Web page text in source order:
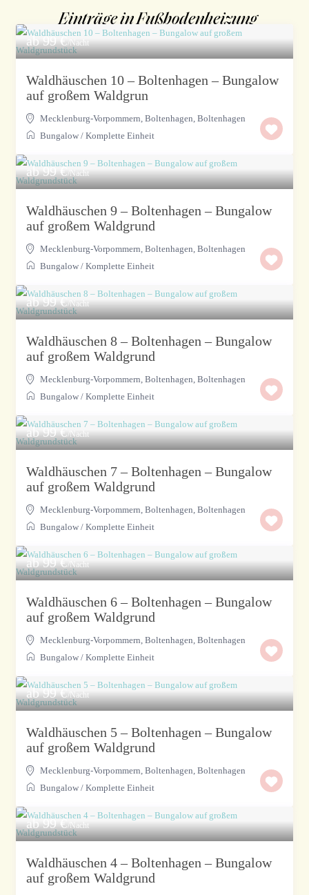
Einträge in Fußbodenheizung
ab 99 €/Nacht
Waldhäuschen 10 – Boltenhagen – Bungalow
auf großem Waldgrun
Mecklenburg-Vorpommern, Boltenhagen,Boltenhagen
Bungalow /Komplette Einheit
ab 99 €/Nacht
Waldhäuschen 9 – Boltenhagen – Bungalow
auf großem Waldgrund
Mecklenburg-Vorpommern, Boltenhagen,Boltenhagen
Bungalow /Komplette Einheit
ab 99 €/Nacht
Waldhäuschen 8 – Boltenhagen – Bungalow
auf großem Waldgrund
Mecklenburg-Vorpommern, Boltenhagen,Boltenhagen
Bungalow /Komplette Einheit
ab 99 €/Nacht
Waldhäuschen 7 – Boltenhagen – Bungalow
auf großem Waldgrund
Mecklenburg-Vorpommern, Boltenhagen,Boltenhagen
Bungalow /Komplette Einheit
ab 99 €/Nacht
Waldhäuschen 6 – Boltenhagen – Bungalow
auf großem Waldgrund
Mecklenburg-Vorpommern, Boltenhagen,Boltenhagen
Bungalow /Komplette Einheit
ab 99 €/Nacht
Waldhäuschen 5 – Boltenhagen – Bungalow
auf großem Waldgrund
Mecklenburg-Vorpommern, Boltenhagen,Boltenhagen
Bungalow /Komplette Einheit
ab 99 €/Nacht
Waldhäuschen 4 – Boltenhagen – Bungalow
auf großem Waldgrund